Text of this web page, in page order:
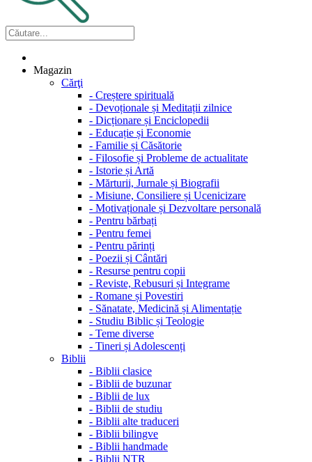
Magazin
Cărţi
- Creștere spirituală
- Devoționale și Meditații zilnice
- Dicționare și Enciclopedii
- Educație și Economie
- Familie și Căsătorie
- Filosofie și Probleme de actualitate
- Istorie și Artă
- Mărturii, Jurnale și Biografii
- Misiune, Consiliere și Ucenicizare
- Motivaționale și Dezvoltare personală
- Pentru bărbați
- Pentru femei
- Pentru părinți
- Poezii și Cântări
- Resurse pentru copii
- Reviste, Rebusuri și Integrame
- Romane și Povestiri
- Sănatate, Medicină și Alimentație
- Studiu Biblic și Teologie
- Teme diverse
- Tineri și Adolescenți
Biblii
- Biblii clasice
- Biblii de buzunar
- Biblii de lux
- Biblii de studiu
- Biblii alte traduceri
- Biblii bilingve
- Biblii handmade
- Biblii NTR